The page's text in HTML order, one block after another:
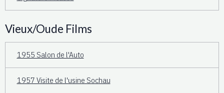
Vieux/Oude Films
1955 Salon de l'Auto
1957 Visite de l'usine Sochau